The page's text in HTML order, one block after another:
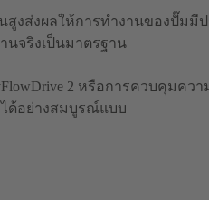
งส่งผลให้การทำงานของปั๊มมี
นจริงเป็นมาตรฐาน
2 หรือการควบคุมความ
ด้อย่างสมบูรณ์แบบ